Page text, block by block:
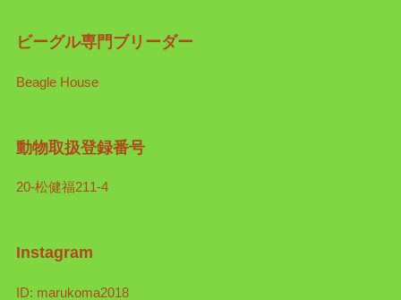
ビーグル専門ブリーダー
Beagle House
動物取扱登録番号
20-松健福211-4
Instagram
ID: marukoma2018